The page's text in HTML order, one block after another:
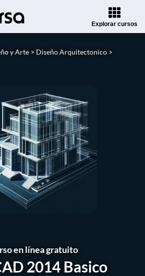
Explorar cursos
y Arte > Diseño Arquitectonico >
en línea gratuito
2014 Basico